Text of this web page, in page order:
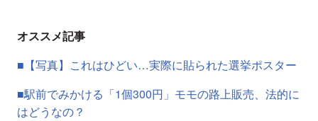
オススメ記事
■【写真】これはひどい…実際に貼られた選挙ポスター
■駅前でみかける「1個300円」モモの路上販売、法的に
はどうなの？